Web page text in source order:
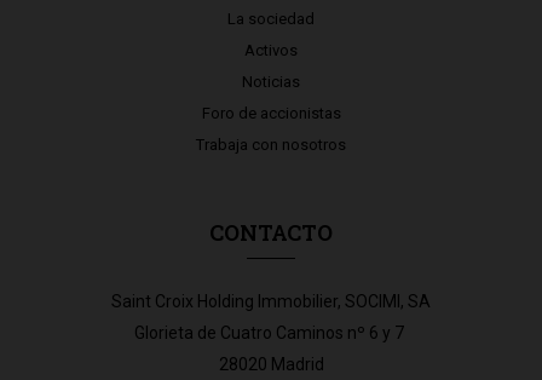
La sociedad
Activos
Noticias
Foro de accionistas
Trabaja con nosotros
CONTACTO
Saint Croix Holding Immobilier, SOCIMI, SA
Glorieta de Cuatro Caminos nº 6 y 7
28020 Madrid